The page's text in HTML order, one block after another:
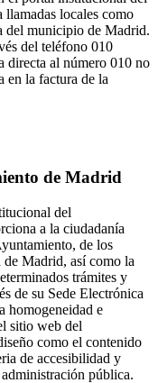
locales como
del municipio de Madrid.
del teléfono 010
directa al número 010 no
en la factura de la
de Madrid
del
a la ciudadanía
de los
Madrid, así como la
trámites y
de su Sede Electrónica
homogeneidad e
sitio web del
como el contenido
de accesibilidad y
pública.